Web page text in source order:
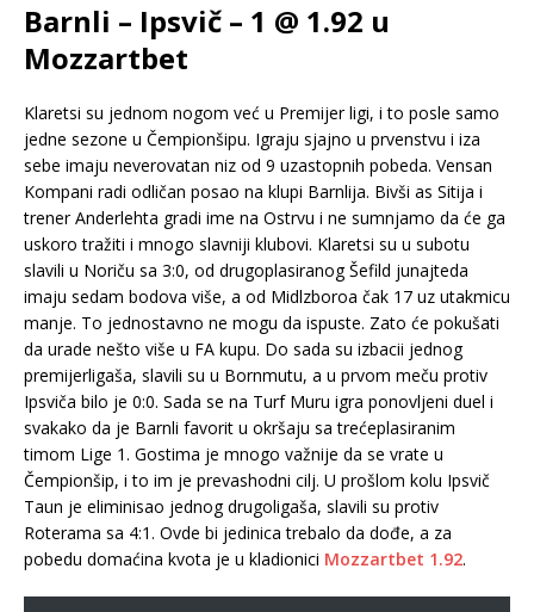
Barnli – Ipsvič – 1 @ 1.92 u
Mozzartbet
Klaretsi su jednom nogom već u Premijer ligi, i to posle samo
jedne sezone u Čempionšipu. Igraju sjajno u prvenstvu i iza
sebe imaju neverovatan niz od 9 uzastopnih pobeda. Vensan
Kompani radi odličan posao na klupi Barnlija. Bivši as Sitija i
trener Anderlehta gradi ime na Ostrvu i ne sumnjamo da će ga
uskoro tražiti i mnogo slavniji klubovi. Klaretsi su u subotu
slavili u Noriču sa 3:0, od drugoplasiranog Šefild junajteda
imaju sedam bodova više, a od Midlzboroa čak 17 uz utakmicu
manje. To jednostavno ne mogu da ispuste. Zato će pokušati
da urade nešto više u FA kupu. Do sada su izbacii jednog
premijerligaša, slavili su u Bornmutu, a u prvom meču protiv
Ipsviča bilo je 0:0. Sada se na Turf Muru igra ponovljeni duel i
svakako da je Barnli favorit u okršaju sa trećeplasiranim
timom Lige 1. Gostima je mnogo važnije da se vrate u
Čempionšip, i to im je prevashodni cilj. U prošlom kolu Ipsvič
Taun je eliminisao jednog drugoligaša, slavili su protiv
Roterama sa 4:1. Ovde bi jedinica trebalo da dođe, a za
pobedu domaćina kvota je u kladionici Mozzartbet 1.92.